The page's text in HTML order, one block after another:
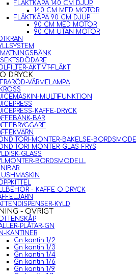
FLÄKTKÅPA 140 CM DJUP
140 CM MED MOTOR
FLÄKTKÅPA 90 CM DJUP
90 CM MED MOTOR
90 CM UTAN MOTOR
AKTIVT-FLÄKT
DRYCK
VÄRMELAMPA
MULTIFUNKTION
KAFFE-DRYCK
BAR
MONTER-BAKELSE-
MONTER-GLAS-FRYS
GLASS
BORDSMODELL
- KAFFE O DRYCK
KYLD
- ÖVRIGT
PLÅTAR-GN
KANTINER
Gn kantin 1/2
Gn kantin 1/3
Gn kantin 1/4
Gn kantin 1/6
Gn kantin 1/9